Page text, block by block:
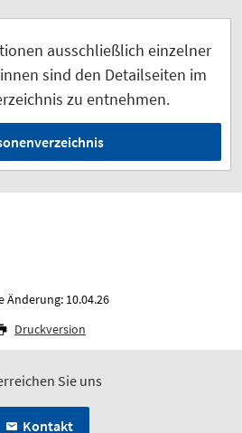
ausschließlich einzelner
sind den Detailseiten im
zu entnehmen.
Änderung: 10.04.26
Druckversion
Sie uns
Kontakt